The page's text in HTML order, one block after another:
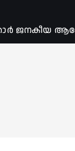
ജനകീയ